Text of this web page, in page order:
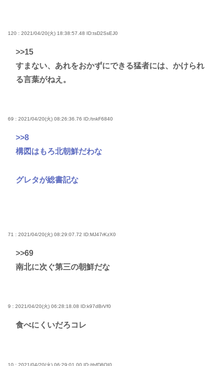
120 : 2021/04/20(火) 18:38:57.48 ID:tsD2SsEJ0
>>15
すまない、あれをおかずにできる猛者には、かけられ
る言葉がねえ。
69 : 2021/04/20(火) 08:26:36.76 ID:/tnkF6840
>>8
構図はもろ北朝鮮だわな
グレタが総書記な
71 : 2021/04/20(火) 08:29:07.72 ID:MJ47rKzX0
>>69
南北に次ぐ第三の朝鮮だな
9 : 2021/04/20(火) 06:28:18.08 ID:k97dBrVf0
食べにくいだろコレ
10 : 2021/04/20(火) 06:29:01.00 ID:/tbfD8OI0